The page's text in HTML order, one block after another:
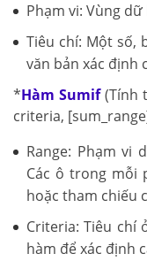
Phạm vi: Vùng
Tiêu chí: Một số,
văn bản xác định
*Hàm Sumif(Tính
criteria,
Range: Phạm vi
Các ô trong mỗi
hoặc tham chiếu
Criteria: Tiêu chí
hàm để xác định